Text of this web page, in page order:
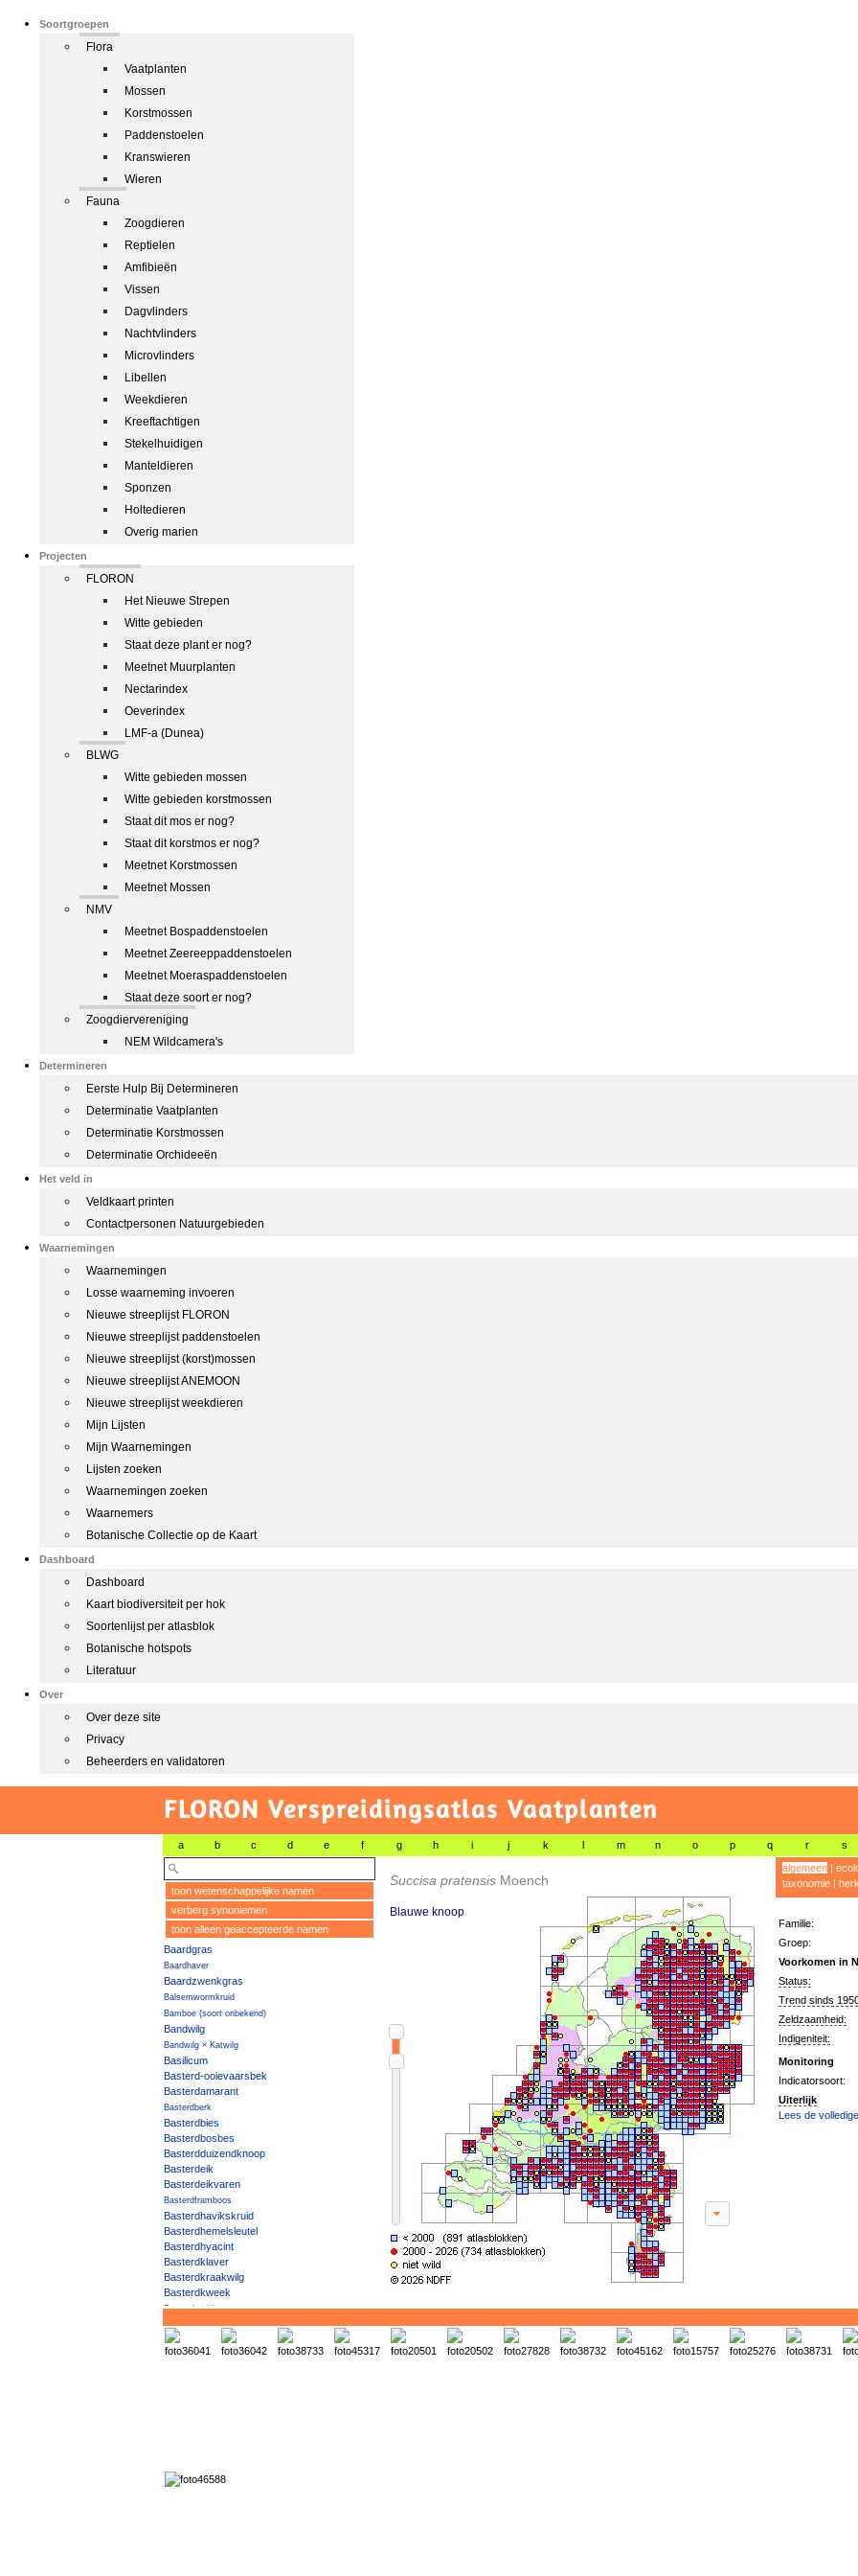
Soortgroepen
Flora
Vaatplanten
Mossen
Korstmossen
Paddenstoelen
Kranswieren
Wieren
Fauna
Zoogdieren
Reptielen
Amfibieën
Vissen
Dagvlinders
Nachtvlinders
Microvlinders
Libellen
Weekdieren
Kreeftachtigen
Stekelhuidigen
Manteldieren
Sponzen
Holtedieren
Overig marien
Projecten
FLORON
Het Nieuwe Strepen
Witte gebieden
Staat deze plant er nog?
Meetnet Muurplanten
Nectarindex
Oeverindex
LMF-a (Dunea)
BLWG
Witte gebieden mossen
Witte gebieden korstmossen
Staat dit mos er nog?
Staat dit korstmos er nog?
Meetnet Korstmossen
Meetnet Mossen
NMV
Meetnet Bospaddenstoelen
Meetnet Zeereeppaddenstoelen
Meetnet Moeraspaddenstoelen
Staat deze soort er nog?
Zoogdiervereniging
NEM Wildcamera's
Determineren
Eerste Hulp Bij Determineren
Determinatie Vaatplanten
Determinatie Korstmossen
Determinatie Orchideeën
Het veld in
Veldkaart printen
Contactpersonen Natuurgebieden
Waarnemingen
Waarnemingen
Losse waarneming invoeren
Nieuwe streeplijst FLORON
Nieuwe streeplijst paddenstoelen
Nieuwe streeplijst (korst)mossen
Nieuwe streeplijst ANEMOON
Nieuwe streeplijst weekdieren
Mijn Lijsten
Mijn Waarnemingen
Lijsten zoeken
Waarnemingen zoeken
Waarnemers
Botanische Collectie op de Kaart
Dashboard
Dashboard
Kaart biodiversiteit per hok
Soortenlijst per atlasblok
Botanische hotspots
Literatuur
Over
Over deze site
Privacy
Beheerders en validatoren
FLORON Verspreidingsatlas Vaatplanten
a b c d e f g h i j k l m n o p q r s
toon wetenschappelijke namen
verberg synoniemen
toon alleen geaccepteerde namen
Baardgras
Baardhaver
Baardzwenkgras
Balsemwormkruid
Bamboe (soort onbekend)
Bandwilg
Bandwilg × Katwilg
Basilicum
Basterd-ooievaarsbek
Basterdamarant
Basterdberk
Basterdbies
Basterdbosbes
Basterdduizendknoop
Basterdeik
Basterdeikvaren
Basterdframboos
Basterdhavikskruid
Basterdhemelsleutel
Basterdhyacint
Basterdklaver
Basterdkraakwilg
Basterdkweek
Basterdmeidoorn
Basterdpaardenstaart
Basterdschroeforchis
Basterdslijkgras
Basterdwikke
Succisa pratensis Moench
Blauwe knoop
algemeen|
taxonomie|
Familie:
Groep:
Voorkomen in
Status:
Trend sinds
Zeldzaamheid:
Indigeniteit:
Monitoring
Indicatorsoort:
Uiterlijk
Lees de